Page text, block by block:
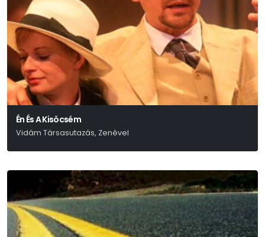
Én És A Kisöcsém
Vidám Társasutazás, Zenével